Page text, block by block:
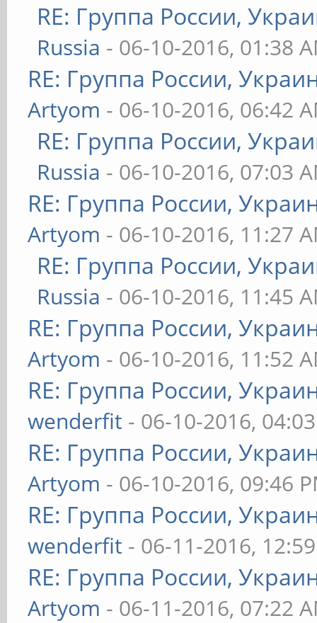
RE: Группа России,
Russia - 06-10-2016, 01:38
RE: Группа России,
Artyom - 06-10-2016, 06:42
RE: Группа России,
Russia - 06-10-2016, 07:03
RE: Группа России,
Artyom - 06-10-2016, 11:27
RE: Группа России,
Russia - 06-10-2016, 11:45
RE: Группа России,
Artyom - 06-10-2016, 11:52
RE: Группа России,
wenderfit - 06-10-2016,
RE: Группа России,
Artyom - 06-10-2016, 09:46
RE: Группа России,
wenderfit - 06-11-2016,
RE: Группа России,
Artyom - 06-11-2016, 07:22